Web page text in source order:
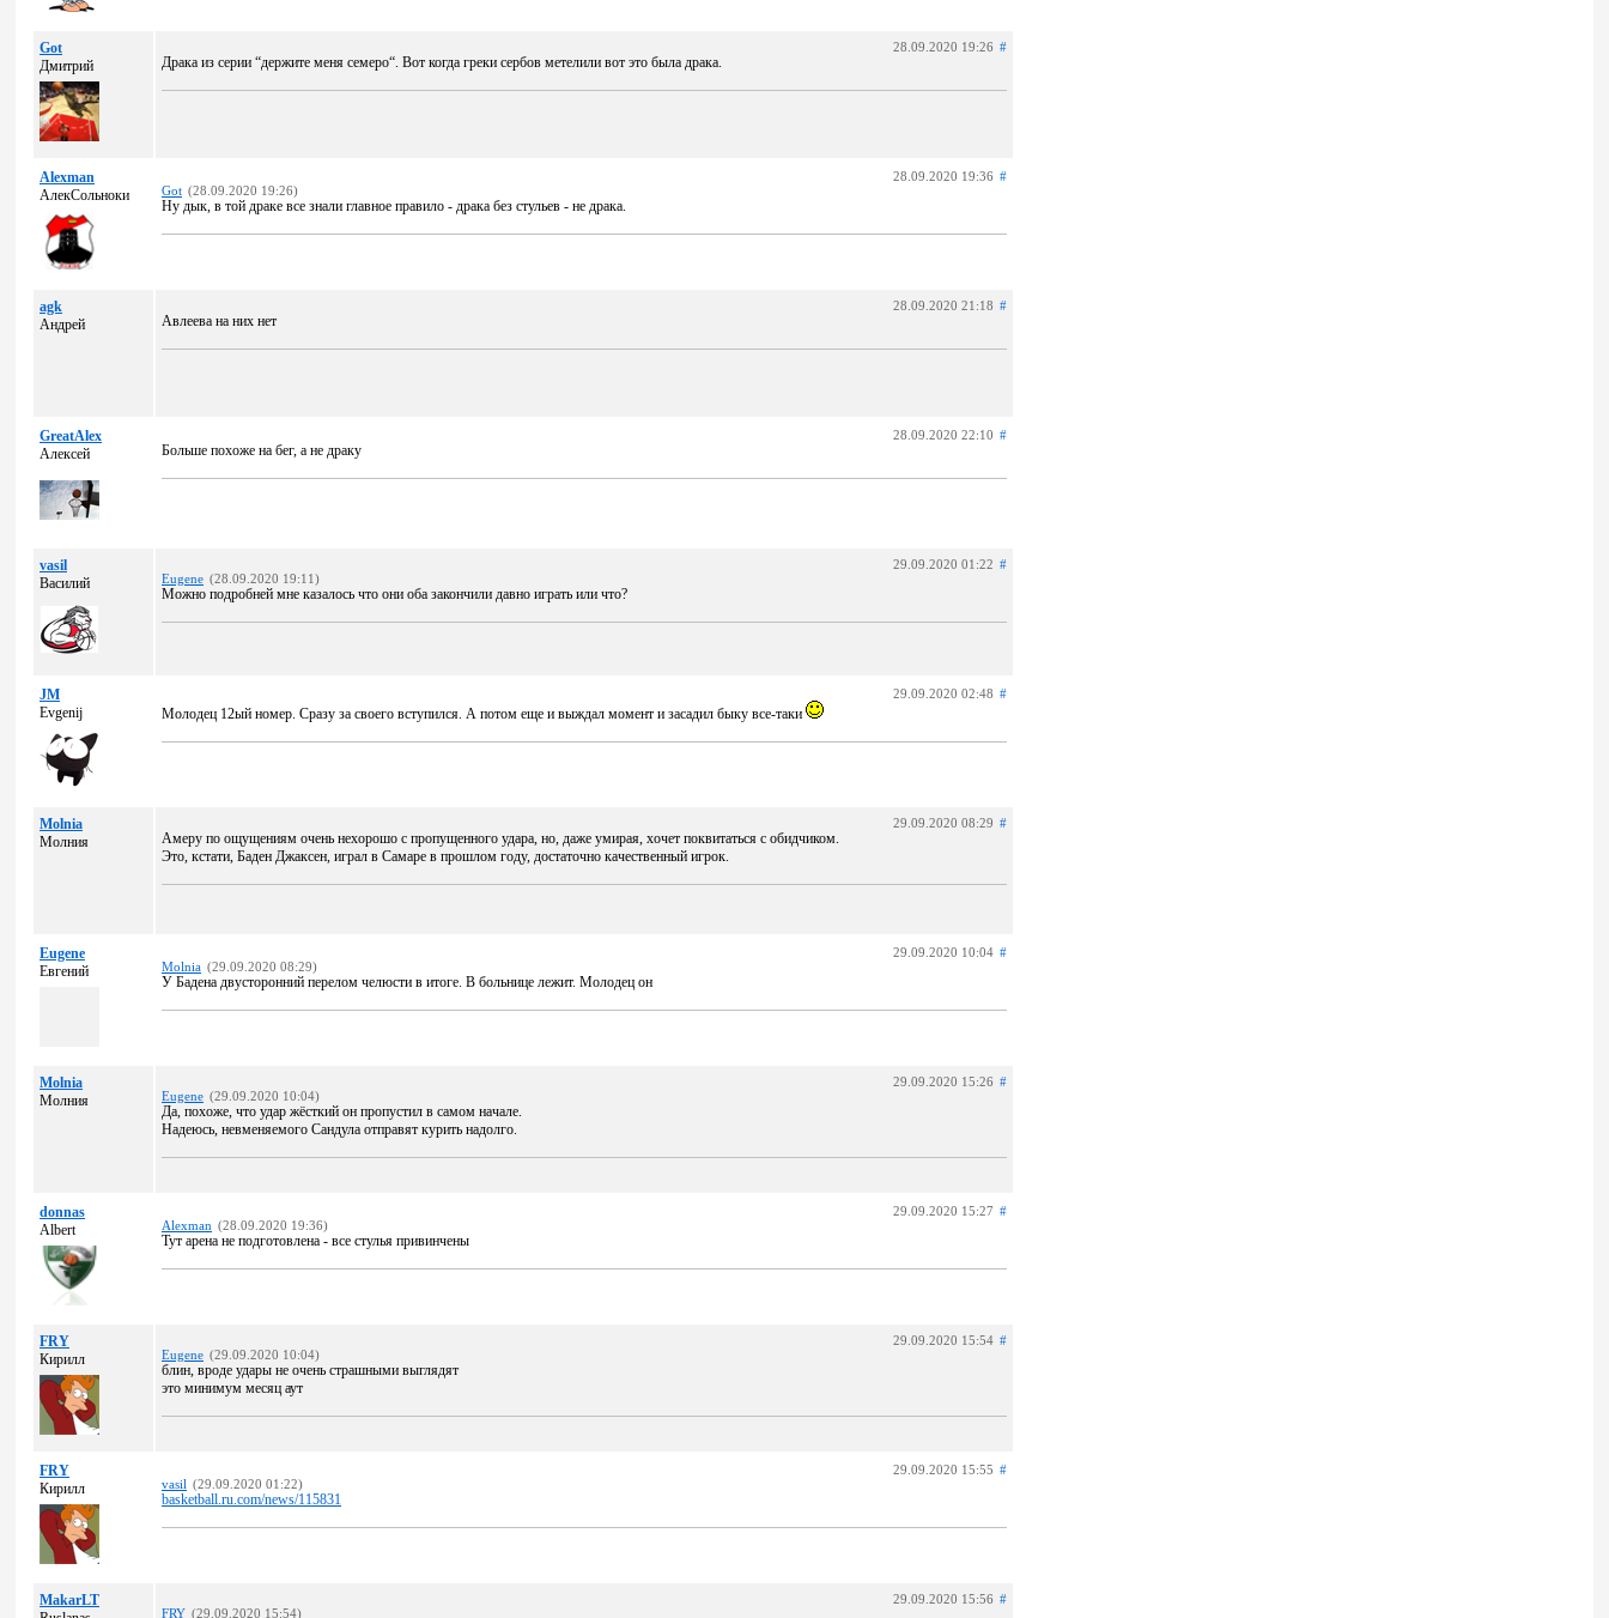
Got
Дмитрий
28.09.2020 19:26 #
Драка из серии “держите меня семеро“. Вот когда греки сербов метелили вот это была драка.
Alexman
АлекСольноки
28.09.2020 19:36 #
Got (28.09.2020 19:26)
Ну дык, в той драке все знали главное правило - драка без стульев - не драка.
agk
Андрей
28.09.2020 21:18 #
Авлеева на них нет
GreatAlex
Алексей
28.09.2020 22:10 #
Больше похоже на бег, а не драку
vasil
Василий
29.09.2020 01:22 #
Eugene (28.09.2020 19:11)
Можно подробней мне казалось что они оба закончили давно играть или что?
JM
Evgenij
29.09.2020 02:48 #
Молодец 12ый номер. Сразу за своего вступился. А потом еще и выждал момент и засадил быку все-таки
Molnia
Молния
29.09.2020 08:29 #
Амеру по ощущениям очень нехорошо с пропущенного удара, но, даже умирая, хочет поквитаться с обидчиком.
Это, кстати, Баден Джаксен, играл в Самаре в прошлом году, достаточно качественный игрок.
Eugene
Евгений
29.09.2020 10:04 #
Molnia (29.09.2020 08:29)
У Бадена двусторонний перелом челюсти в итоге. В больнице лежит. Молодец он
Molnia
Молния
29.09.2020 15:26 #
Eugene (29.09.2020 10:04)
Да, похоже, что удар жёсткий он пропустил в самом начале.
Надеюсь, невменяемого Сандула отправят курить надолго.
donnas
Albert
29.09.2020 15:27 #
Alexman (28.09.2020 19:36)
Тут арена не подготовлена - все стулья привинчены
FRY
Кирилл
29.09.2020 15:54 #
Eugene (29.09.2020 10:04)
блин, вроде удары не очень страшными выглядят
это минимум месяц аут
FRY
Кирилл
29.09.2020 15:55 #
vasil (29.09.2020 01:22)
basketball.ru.com/news/115831
MakarLT
29.09.2020 15:56 #
FRY (29.09.2020 15:54)